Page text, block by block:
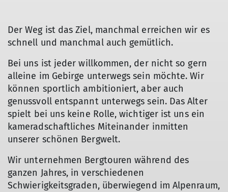
Der Weg ist das Ziel, manchmal erreichen wir es
schnell und manchmal auch gemütlich.
Bei uns ist jeder willkommen, der nicht so gern
alleine im Gebirge unterwegs sein möchte. Wir
können sportlich ambitioniert, aber auch
genussvoll entspannt unterwegs sein. Das Alter
spielt bei uns keine Rolle, wichtiger ist uns ein
kameradschaftliches Miteinander inmitten
unserer schönen Bergwelt.
Wir unternehmen Bergtouren während des
ganzen Jahres, in verschiedenen
Schwierigkeitsgraden, überwiegend im Alpenraum,